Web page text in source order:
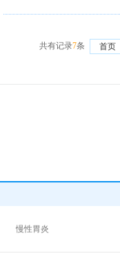
共有记录7条 首页
慢性胃炎